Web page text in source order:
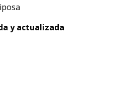
y actualizada